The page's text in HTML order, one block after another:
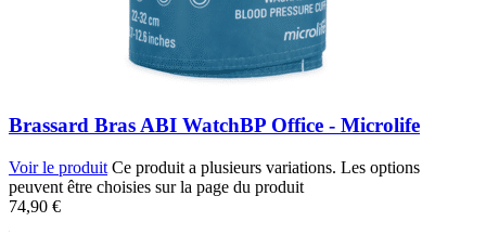
Brassard Bras ABI WatchBP Office - Microlife
Voir le produit Ce produit a plusieurs variations. Les options
peuvent être choisies sur la page du produit
74,90 €